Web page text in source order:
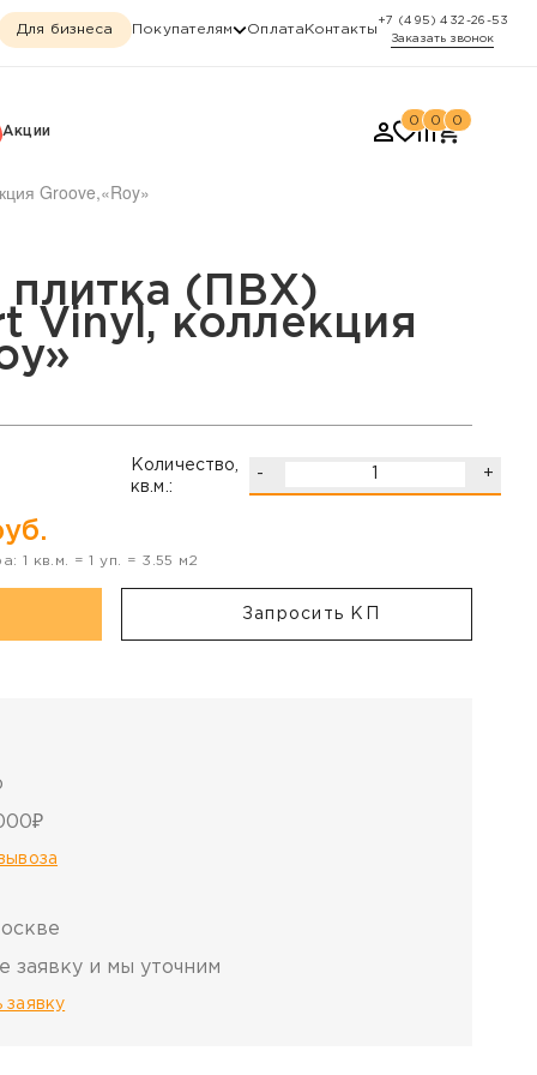
Для бизнеса Покупателям Оплата Контакты
+7 (495) 432-26-53
Заказать звонок
Акции
0 0 0
Groove,«Roy»
Groove, «Roy»
плитка (ПВХ)
Vinyl, коллекция
Количество,
кв.м.:
- +
1 кв.м. =1 уп. = 3.55 м2
Запросить КП
заявку и мы уточним
заявку